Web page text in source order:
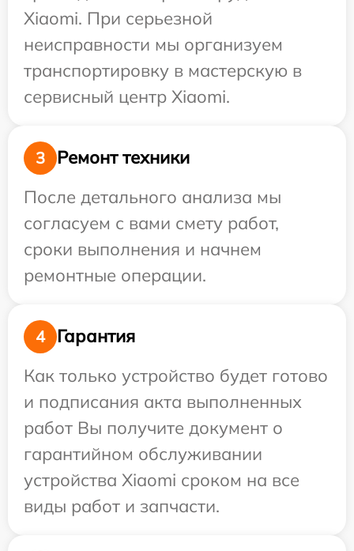
Xiaomi. При серьезной
неисправности мы организуем
транспортировку в мастерскую в
сервисный центр Xiaomi.
3
Ремонт техники
После детального анализа мы
согласуем с вами смету работ,
сроки выполнения и начнем
ремонтные операции.
4
Гарантия
Как только устройство будет готово
и подписания акта выполненных
работ Вы получите документ о
гарантийном обслуживании
устройства Xiaomi сроком на все
виды работ и запчасти.